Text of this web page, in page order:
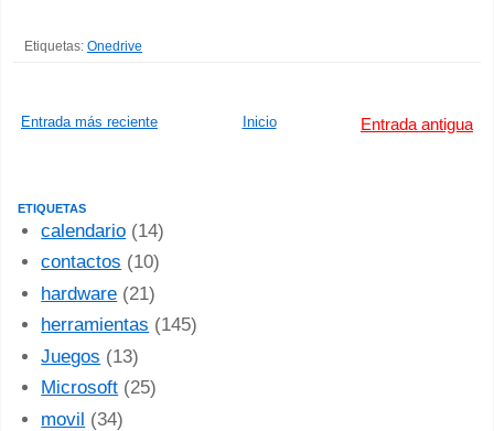
Etiquetas: Onedrive
Entrada más reciente Entrada antigua
Inicio
ETIQUETAS
calendario (14)
contactos (10)
hardware (21)
herramientas (145)
Juegos (13)
Microsoft (25)
movil (34)